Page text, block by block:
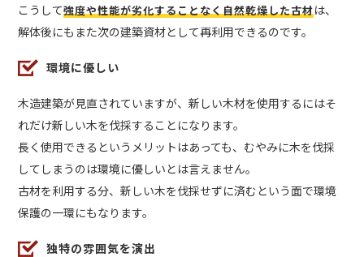
こうして強度や性能が劣化することなく自然乾燥した古材は、
解体後にもまた次の建築資材として再利用できるのです。
環境に優しい
木造建築が見直されていますが、新しい木材を使用するにはそ
れだけ新しい木を伐採することになります。
長く使用できるというメリットはあっても、むやみに木を伐採
してしまうのは環境に優しいとは言えません。
古材を利用する分、新しい木を伐採せずに済むという面で環境
保護の一環にもなります。
独特の雰囲気を演出